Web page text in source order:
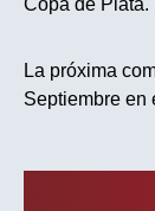
Copa de Plata.
La próxima
Septiembre en